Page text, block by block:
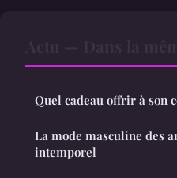
Quel cadeau offrir à son
La mode masculine des
intemporel